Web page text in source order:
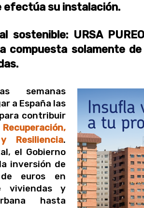
efectúa su instalación.
sostenible: URSA
compuesta solamente
semanas
a España las
contribuir
Resiliencia.
el Gobierno
inversión de
euros en
viviendas y
hasta